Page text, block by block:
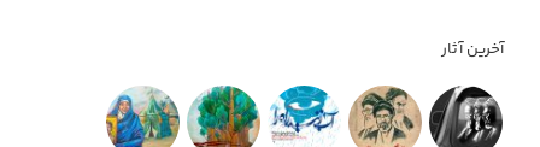
آخرین آثار